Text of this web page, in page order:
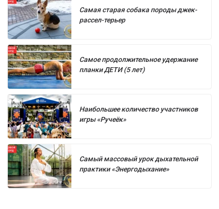
Самая старая собака породы джек-
рассел-терьер
Самое продолжительное удержание
планки ДЕТИ (5 лет)
Наибольшее количество участников
игры «Ручеёк»
Самый массовый урок дыхательной
практики «Энергодыхание»